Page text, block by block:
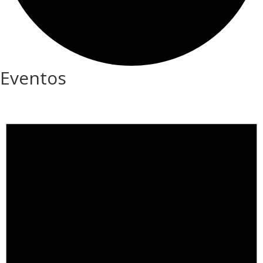
Eventos